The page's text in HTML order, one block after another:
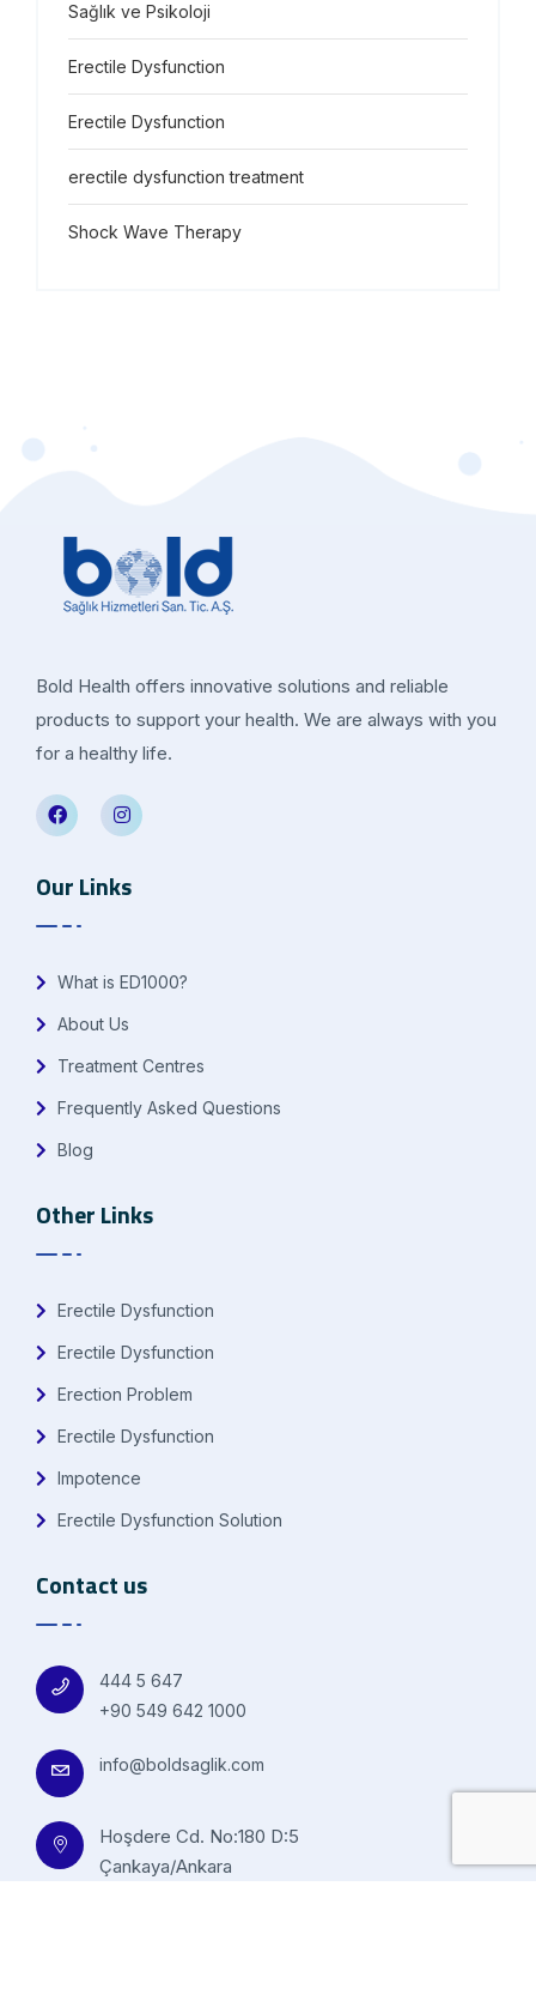
Sağlık ve Psikoloji
Erectile Dysfunction
Erectile Dysfunction
erectile dysfunction treatment
Shock Wave Therapy
Bold Health offers innovative solutions and reliable
products to support your health. We are always with you
for a healthy life.
Our Links
What is ED1000?
About Us
Treatment Centres
Frequently Asked Questions
Blog
Other Links
Erectile Dysfunction
Erectile Dysfunction
Erection Problem
Erectile Dysfunction
Impotence
Erectile Dysfunction Solution
Contact us
444 5 647
+90 549 642 1000
info@boldsaglik.com
Hoşdere Cd. No:180 D:5
Çankaya/Ankara